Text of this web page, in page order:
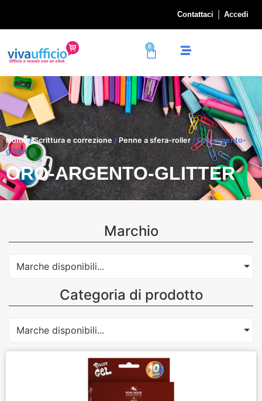
Contattaci Accedi
0
Home/Scrittura e correzione / Penne a sfera-roller / Oro-argento-
glitter
ORO-ARGENTO-GLITTER
Marchio
Marche disponibili...
Categoria di prodotto
Marche disponibili...